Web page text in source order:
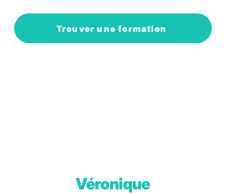
Trouver une formation
Véronique